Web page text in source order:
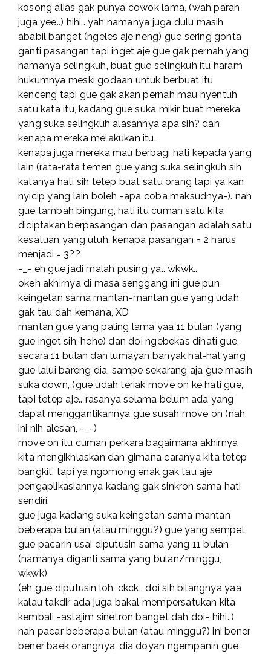
kosong alias gak punya cowok lama, (wah parah
juga yee..) hihi.. yah namanya juga dulu masih
ababil banget (ngeles aje neng) gue sering gonta
ganti pasangan tapi inget aje gue gak pernah yang
namanya selingkuh, buat gue selingkuh itu haram
hukumnya meski godaan untuk berbuat itu
kenceng tapi gue gak akan pernah mau nyentuh
satu kata itu, kadang gue suka mikir buat mereka
yang suka selingkuh alasannya apa sih? dan
kenapa mereka melakukan itu..
kenapa juga mereka mau berbagi hati kepada yang
lain (rata-rata temen gue yang suka selingkuh sih
katanya hati sih tetep buat satu orang tapi ya kan
nyicip yang lain boleh -apa coba maksudnya-). nah
gue tambah bingung, hati itu cuman satu kita
diciptakan berpasangan dan pasangan adalah satu
kesatuan yang utuh, kenapa pasangan = 2 harus
menjadi = 3??
-_- eh gue jadi malah pusing ya.. wkwk..
okeh akhirnya di masa senggang ini gue pun
keingetan sama mantan-mantan gue yang udah
gak tau dah kemana, XD
mantan gue yang paling lama yaa 11 bulan (yang
gue inget sih, hehe) dan doi ngebekas dihati gue,
secara 11 bulan dan lumayan banyak hal-hal yang
gue lalui bareng dia, sampe sekarang aja gue masih
suka down, (gue udah teriak move on ke hati gue,
tapi tetep aje.. rasanya selama belum ada yang
dapat menggantikannya gue susah move on (nah
ini nih alesan, -_-)
move on itu cuman perkara bagaimana akhirnya
kita mengikhlaskan dan gimana caranya kita tetep
bangkit, tapi ya ngomong enak gak tau aje
pengaplikasiannya kadang gak sinkron sama hati
sendiri.
gue juga kadang suka keingetan sama mantan
beberapa bulan (atau minggu?) gue yang sempet
gue pacarin usai diputusin sama yang 11 bulan
(namanya diganti sama yang bulan/minggu,
wkwk)
(eh gue diputusin loh, ckck.. doi sih bilangnya yaa
kalau takdir ada juga bakal mempersatukan kita
kembali -astajim sinetron banget dah doi- hihi..)
nah pacar beberapa bulan (atau minggu?) ini bener
bener baek orangnya, dia doyan ngempanin gue